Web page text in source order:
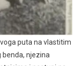
puta na vlastitim
benda, njezina